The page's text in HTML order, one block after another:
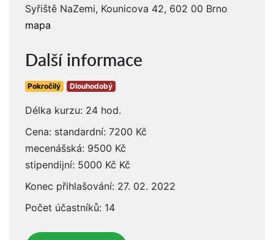
Syřiště NaZemi, Kounicova 42, 602 00 Brno
mapa
Další informace
Pokročilý Dlouhodobý
Délka kurzu: 24 hod.
Cena: standardní: 7200 Kč
mecenášská: 9500 Kč
stipendijní: 5000 Kč Kč
Konec přihlašování: 27. 02. 2022
Počet účastníků: 14